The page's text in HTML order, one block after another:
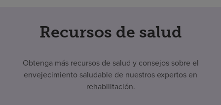
Recursos de salud
Obtenga más recursos de salud y consejos sobre el
envejecimiento saludable de nuestros expertos en
rehabilitación.